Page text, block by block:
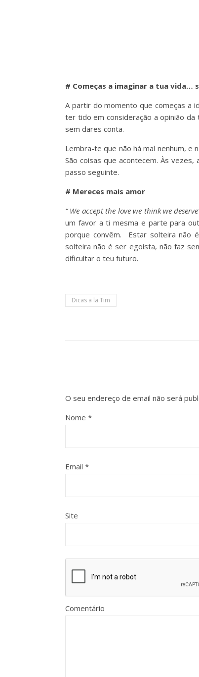
# Começas a imaginar a tua vida…
A partir do momento que começas a
ter tido em consideração a opinião
sem dares conta.
Lembra-te que não há mal nenhum, e
São coisas que acontecem. Às
passo seguinte.
# Mereces mais amor
“ We accept the love we think we
um favor a ti mesma e parte para
porque convêm. Estar solteira não
solteira não é ser egoísta, não faz
dificultar o teu futuro.
Dicas a la Tim
O seu endereço de email não será
Nome *
Email *
Site
Comentário